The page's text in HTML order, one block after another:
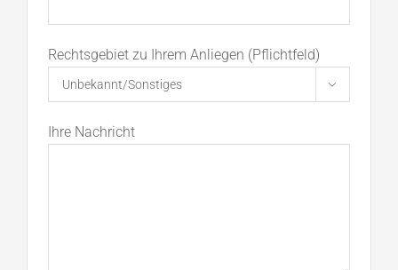
Rechtsgebiet zu Ihrem Anliegen (Pflichtfeld)

Ihre Nachricht